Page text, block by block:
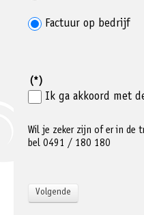
Factuur op bedrijf
(*)
Ik ga akkoord met
Wil je zeker zijn of er in de
bel 0491 / 180 180